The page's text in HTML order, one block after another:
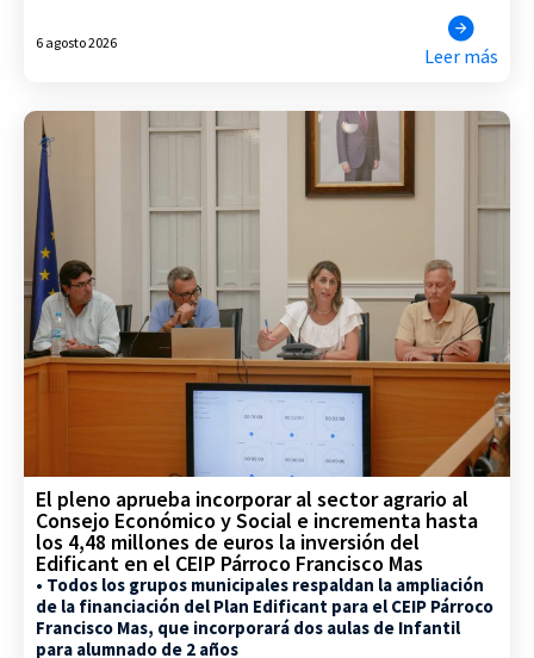
6 agosto 2026
Leer más
El pleno aprueba incorporar al sector agrario al
Consejo Económico y Social e incrementa hasta
los 4,48 millones de euros la inversión del
Edificant en el CEIP Párroco Francisco Mas
• Todos los grupos municipales respaldan la ampliación
de la financiación del Plan Edificant para el CEIP Párroco
Francisco Mas, que incorporará dos aulas de Infantil
para alumnado de 2 años